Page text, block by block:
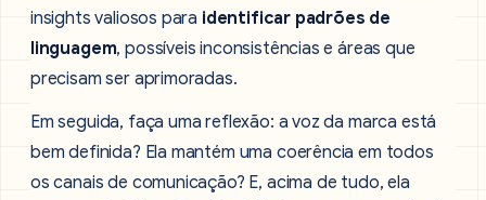
insights valiosos para identificar padrões de
linguagem, possíveis inconsistências e áreas que
precisam ser aprimoradas.
Em seguida, faça uma reflexão: a voz da marca está
bem definida? Ela mantém uma coerência em todos
os canais de comunicação? E, acima de tudo, ela